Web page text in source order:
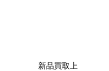
新品買取上